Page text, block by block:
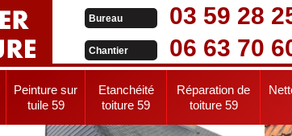
Bureau 03 59 28
Chantier 06 63 70
Peinture sur
tuile 59
Etanchéité
toiture 59
Réparation de
toiture 59